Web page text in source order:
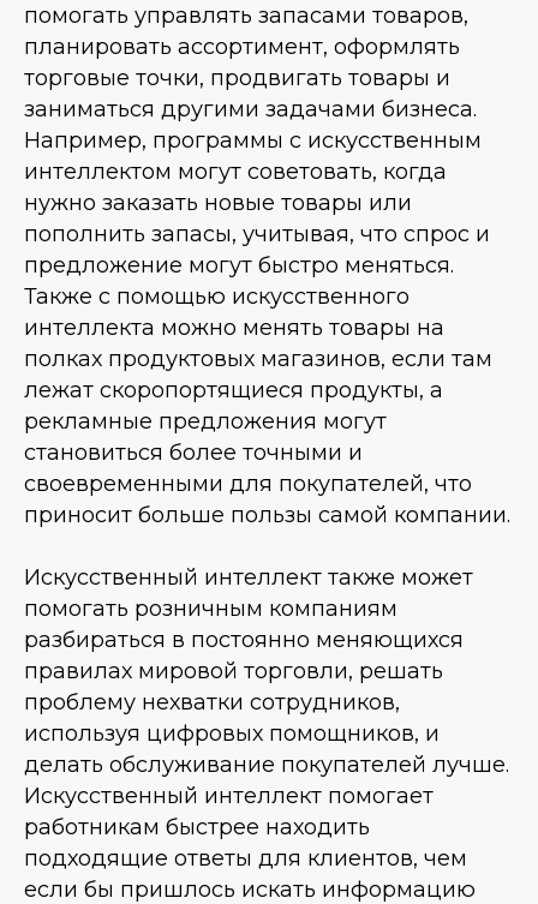
помогать управлять запасами товаров,
планировать ассортимент, оформлять
торговые точки, продвигать товары и
заниматься другими задачами бизнеса.
Например, программы с искусственным
интеллектом могут советовать, когда
нужно заказать новые товары или
пополнить запасы, учитывая, что спрос и
предложение могут быстро меняться.
Также с помощью искусственного
интеллекта можно менять товары на
полках продуктовых магазинов, если там
лежат скоропортящиеся продукты, а
рекламные предложения могут
становиться более точными и
своевременными для покупателей, что
приносит больше пользы самой компании.
Искусственный интеллект также может
помогать розничным компаниям
разбираться в постоянно меняющихся
правилах мировой торговли, решать
проблему нехватки сотрудников,
используя цифровых помощников, и
делать обслуживание покупателей лучше.
Искусственный интеллект помогает
работникам быстрее находить
подходящие ответы для клиентов, чем
если бы пришлось искать информацию